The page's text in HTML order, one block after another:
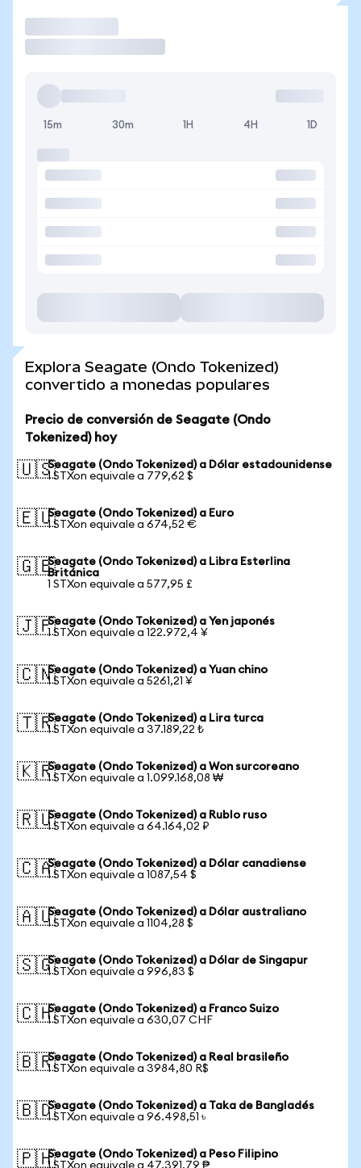
15m 30m 1H 4H 1D
Explora Seagate (Ondo Tokenized)
convertido a monedas populares
Precio de conversión de Seagate (Ondo
Tokenized) hoy
🇺🇸Seagate (Ondo Tokenized) a Dólar estadounidense
1 STXon equivale a 779,62 $
🇪🇺Seagate (Ondo Tokenized) a Euro
1 STXon equivale a 674,52 €
🇬🇧Seagate (Ondo Tokenized) a Libra Esterlina
Británica
1 STXon equivale a 577,95 £
🇯🇵Seagate (Ondo Tokenized) a Yen japonés
1 STXon equivale a 122.972,4 ¥
🇨🇳Seagate (Ondo Tokenized) a Yuan chino
1 STXon equivale a 5261,21 ¥
🇹🇷Seagate (Ondo Tokenized) a Lira turca
1 STXon equivale a 37.189,22 ₺
🇰🇷Seagate (Ondo Tokenized) a Won surcoreano
1 STXon equivale a 1.099.168,08 ₩
🇷🇺Seagate (Ondo Tokenized) a Rublo ruso
1 STXon equivale a 64.164,02 ₽
🇨🇦Seagate (Ondo Tokenized) a Dólar canadiense
1 STXon equivale a 1087,54 $
🇦🇺Seagate (Ondo Tokenized) a Dólar australiano
1 STXon equivale a 1104,28 $
🇸🇬Seagate (Ondo Tokenized) a Dólar de Singapur
1 STXon equivale a 996,83 $
🇨🇭Seagate (Ondo Tokenized) a Franco Suizo
1 STXon equivale a 630,07 CHF
🇧🇷Seagate (Ondo Tokenized) a Real brasileño
1 STXon equivale a 3984,80 R$
🇧🇩Seagate (Ondo Tokenized) a Taka de Bangladés
1 STXon equivale a 96.498,51 ৳
🇵🇭Seagate (Ondo Tokenized) a Peso Filipino
1 STXon equivale a 47.391,79 ₱